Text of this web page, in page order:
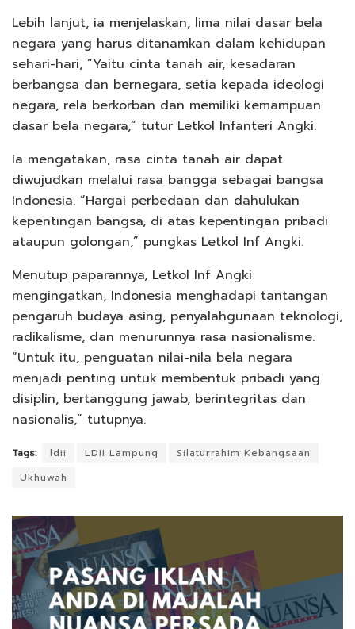
Lebih lanjut, ia menjelaskan, lima nilai dasar bela
negara yang harus ditanamkan dalam kehidupan
sehari-hari, “Yaitu cinta tanah air, kesadaran
berbangsa dan bernegara, setia kepada ideologi
negara, rela berkorban dan memiliki kemampuan
dasar bela negara,” tutur Letkol Infanteri Angki.
Ia mengatakan, rasa cinta tanah air dapat
diwujudkan melalui rasa bangga sebagai bangsa
Indonesia. “Hargai perbedaan dan dahulukan
kepentingan bangsa, di atas kepentingan pribadi
ataupun golongan,” pungkas Letkol Inf Angki.
Menutup paparannya, Letkol Inf Angki
mengingatkan, Indonesia menghadapi tantangan
pengaruh budaya asing, penyalahgunaan teknologi,
radikalisme, dan menurunnya rasa nasionalisme.
“Untuk itu, penguatan nilai-nila bela negara
menjadi penting untuk membentuk pribadi yang
disiplin, bertanggung jawab, berintegritas dan
nasionalis,” tutupnya.
Tags: ldii LDII Lampung
Silaturrahim Kebangsaan
Ukhuwah